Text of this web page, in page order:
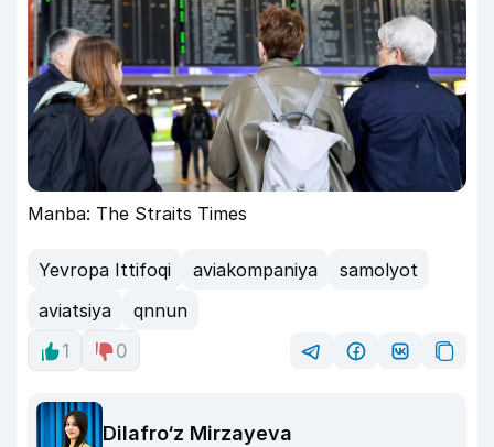
Manba: The Straits Times
Yevropa Ittifoqi aviakompaniya
samolyot
aviatsiya
qnnun
1
0
Dilafro‘z Mirzayeva